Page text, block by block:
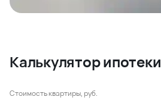
Калькулятор ипотеки
Стоимость квартиры, руб.